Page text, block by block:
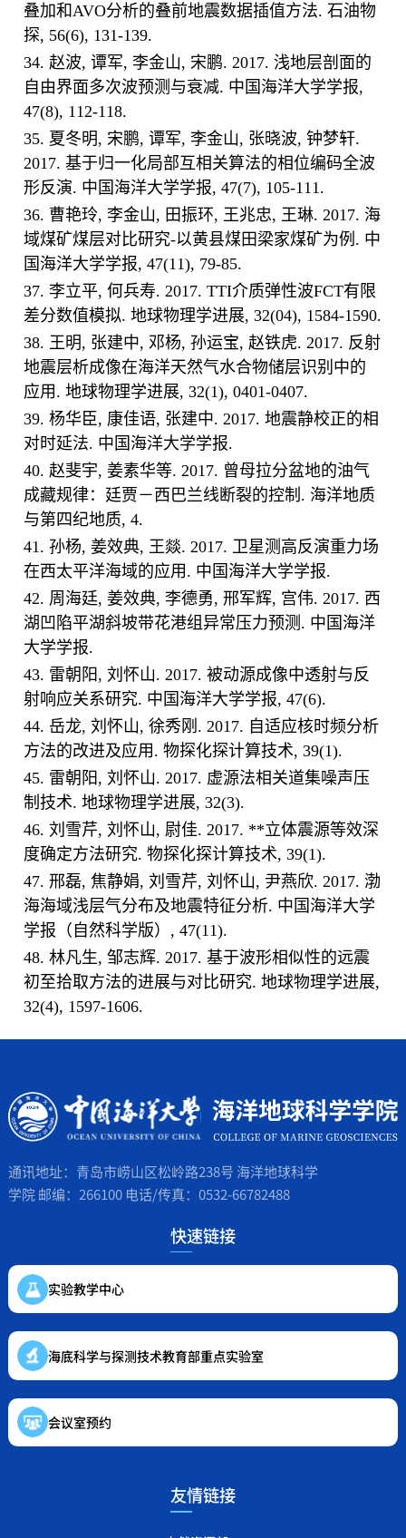
叠加和AVO分析的叠前地震数据插值方法. 石油物
探, 56(6), 131-139.
34. 赵波, 谭军, 李金山, 宋鹏. 2017. 浅地层剖面的
自由界面多次波预测与衰减. 中国海洋大学学报,
47(8), 112-118.
35. 夏冬明, 宋鹏, 谭军, 李金山, 张晓波, 钟梦轩.
2017. 基于归一化局部互相关算法的相位编码全波
形反演. 中国海洋大学学报, 47(7), 105-111.
36. 曹艳玲, 李金山, 田振环, 王兆忠, 王琳. 2017. 海
域煤矿煤层对比研究-以黄县煤田梁家煤矿为例. 中
国海洋大学学报, 47(11), 79-85.
37. 李立平, 何兵寿. 2017. TTI介质弹性波FCT有限
差分数值模拟. 地球物理学进展, 32(04), 1584-1590.
38. 王明, 张建中, 邓杨, 孙运宝, 赵铁虎. 2017. 反射
地震层析成像在海洋天然气水合物储层识别中的
应用. 地球物理学进展, 32(1), 0401-0407.
39. 杨华臣, 康佳语, 张建中. 2017. 地震静校正的相
对时延法. 中国海洋大学学报.
40. 赵斐宇, 姜素华等. 2017. 曾母拉分盆地的油气
成藏规律：廷贾－西巴兰线断裂的控制. 海洋地质
与第四纪地质, 4.
41. 孙杨, 姜效典, 王燚. 2017. 卫星测高反演重力场
在西太平洋海域的应用. 中国海洋大学学报.
42. 周海廷, 姜效典, 李德勇, 邢军辉, 宫伟. 2017. 西
湖凹陷平湖斜坡带花港组异常压力预测. 中国海洋
大学学报.
43. 雷朝阳, 刘怀山. 2017. 被动源成像中透射与反
射响应关系研究. 中国海洋大学学报, 47(6).
44. 岳龙, 刘怀山, 徐秀刚. 2017. 自适应核时频分析
方法的改进及应用. 物探化探计算技术, 39(1).
45. 雷朝阳, 刘怀山. 2017. 虚源法相关道集噪声压
制技术. 地球物理学进展, 32(3).
46. 刘雪芹, 刘怀山, 尉佳. 2017. **立体震源等效深
度确定方法研究. 物探化探计算技术, 39(1).
47. 邢磊, 焦静娟, 刘雪芹, 刘怀山, 尹燕欣. 2017. 渤
海海域浅层气分布及地震特征分析. 中国海洋大学
学报（自然科学版）, 47(11).
48. 林凡生, 邹志辉. 2017. 基于波形相似性的远震
初至拾取方法的进展与对比研究. 地球物理学进展,
32(4), 1597-1606.
通讯地址：青岛市崂山区松岭路238号 海洋地球科学
学院 邮编：266100 电话/传真：0532-66782488
快速链接
实验教学中心
海底科学与探测技术教育部重点实验室
会议室预约
友情链接